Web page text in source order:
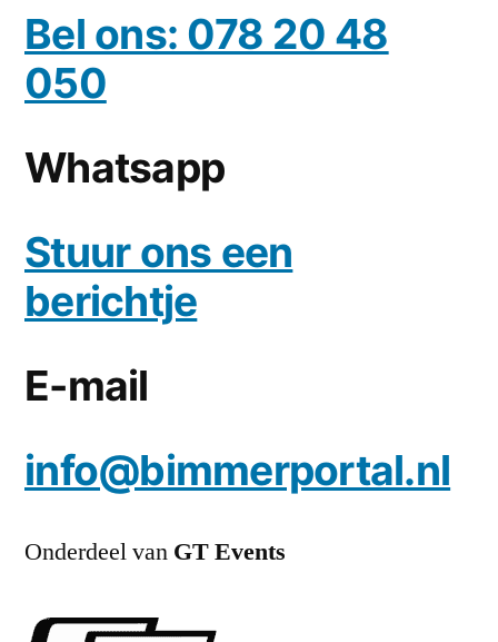
Bel ons: 078 20 48
050
Whatsapp
Stuur ons een
berichtje
E-mail
info@bimmerportal.nl
Onderdeel van GT Events